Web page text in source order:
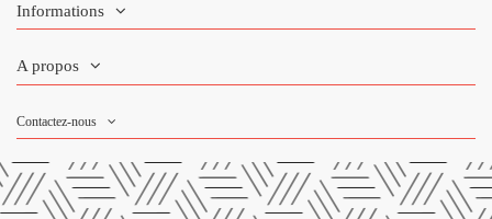
Informations
A propos
Contactez-nous